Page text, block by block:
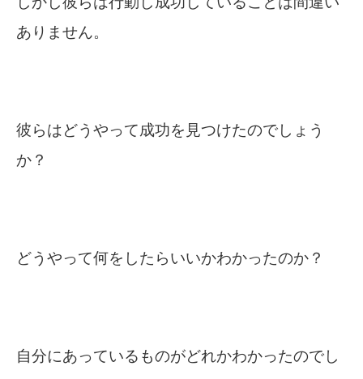
ありません。
彼らはどうやって成功を見つけたのでしょう
か？
どうやって何をしたらいいかわかったのか？
自分にあっているものがどれかわかったのでし